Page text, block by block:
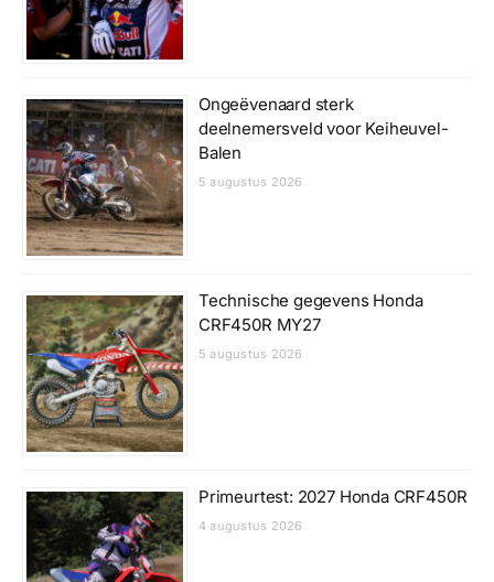
Ongeëvenaard sterk
deelnemersveld voor Keiheuvel-
Balen
5 augustus 2026
Technische gegevens Honda
CRF450R MY27
5 augustus 2026
Primeurtest: 2027 Honda CRF450R
4 augustus 2026